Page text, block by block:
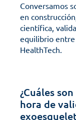
Conversamos
en
científica,
equilibrio entre
HealthTech.
¿Cuáles
hora de